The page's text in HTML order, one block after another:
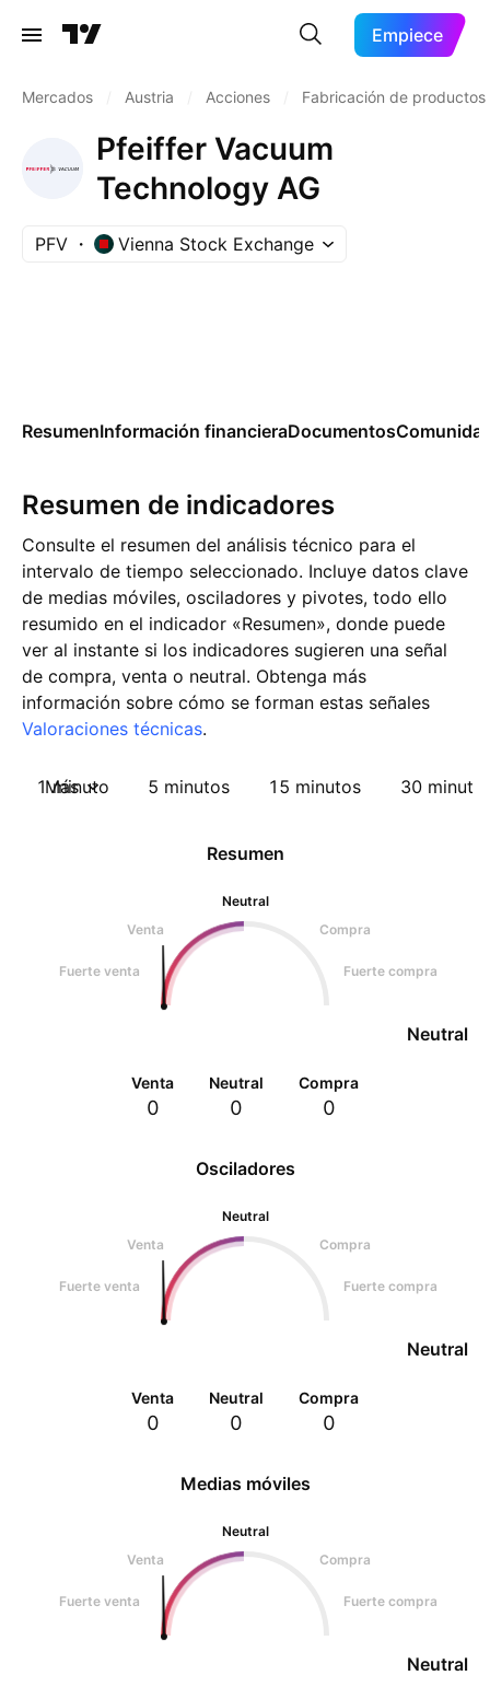
Empiece
Mercados Austria Acciones Fabricación de productos
Pfeiffer Vacuum
Technology AG
PFV Vienna Stock Exchange
ResumenInformación financieraDocumentos
Resumen de indicadores
Consulte el resumen del análisis técnico para el
intervalo de tiempo seleccionado. Incluye datos clave
de medias móviles, osciladores y pivotes, todo ello
resumido en el indicador «Resumen», donde puede
ver al instante si los indicadores sugieren una señal
de compra, venta o neutral. Obtenga más
información sobre cómo se forman estas señales
Valoraciones técnicas.
1 minuto 5 minutos 15 minutos 30
Más
Osciladores
Neutral
Venta
Compra
Fuerte venta Fuerte compra
Neutral
Venta
0
Neutral
0
Compra
0
Resumen
Neutral
Venta
Compra
Fuerte venta Fuerte compra
Neutral
Venta
0
Neutral
0
Compra
0
Medias móviles
Neutral
Venta
Compra
Fuerte venta Fuerte compra
Neutral